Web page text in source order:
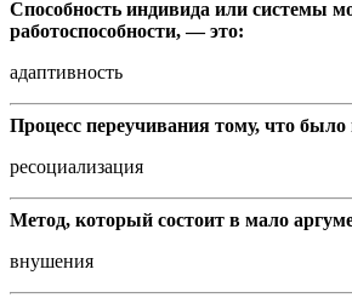
Способность индивида или системы
работоспособности, — это:
адаптивность
Процесс переучивания тому, что
ресоциализация
Метод, который состоит в мало
внушения